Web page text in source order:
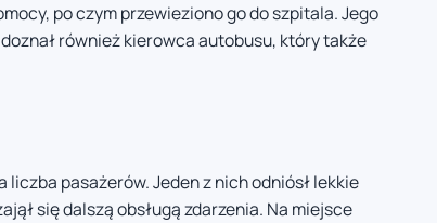
po czym przewieziono go do szpitala. Jego
również kierowca autobusu, który także
pasażerów. Jeden z nich odniósł lekkie
się dalszą obsługą zdarzenia. Na miejsce